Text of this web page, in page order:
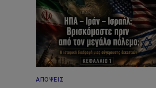
ΑΠΌΨΕΙΣ